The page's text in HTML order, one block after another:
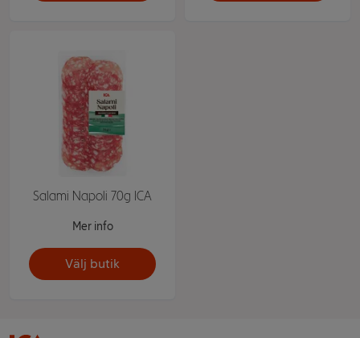
Salami Napoli 70g ICA
Mer info
Välj butik